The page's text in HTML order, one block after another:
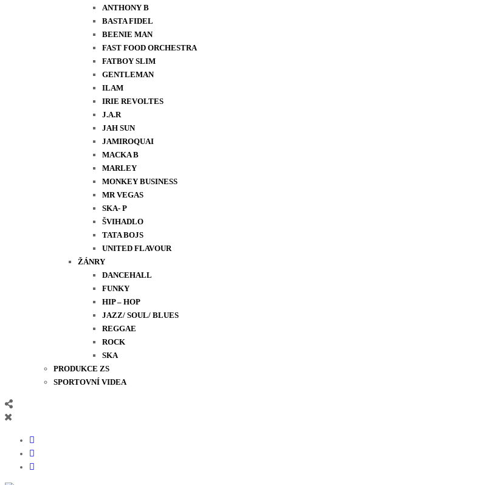
ANTHONY B
BASTA FIDEL
BEENIE MAN
FAST FOOD ORCHESTRA
FATBOY SLIM
GENTLEMAN
ILAM
IRIE REVOLTES
J.A.R
JAH SUN
JAMIROQUAI
MACKA B
MARLEY
MONKEY BUSINESS
MR VEGAS
SKA- P
ŠVIHADLO
TATA BOJS
UNITED FLAVOUR
ŽÁNRY
DANCEHALL
FUNKY
HIP – HOP
JAZZ/ SOUL/ BLUES
REGGAE
ROCK
SKA
PRODUKCE ZS
SPORTOVNÍ VIDEA